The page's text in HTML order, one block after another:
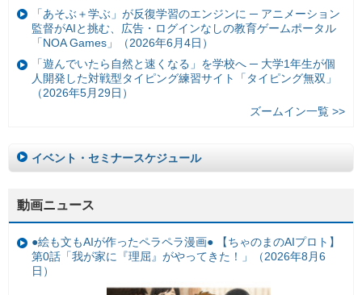
「あそぶ＋学ぶ」が反復学習のエンジンに ─ アニメーション
監督がAIと挑む、広告・ログインなしの教育ゲームポータル
「NOA Games」（2026年6月4日）
「遊んでいたら自然と速くなる」を学校へ ─ 大学1年生が個
人開発した対戦型タイピング練習サイト「タイピング無双」
（2026年5月29日）
ズームイン一覧 >>
イベント・セミナースケジュール
動画ニュース
●絵も文もAIが作ったペラペラ漫画● 【ちゃのまのAIプロト】
第0話「我が家に『理屈』がやってきた！」（2026年8月6
日）